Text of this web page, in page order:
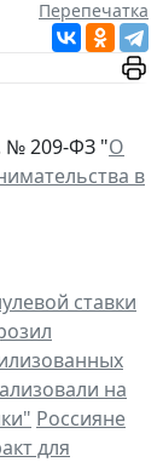
Перепечатка
№ 209-ФЗ "О
в
ставки
на
Россияне
для